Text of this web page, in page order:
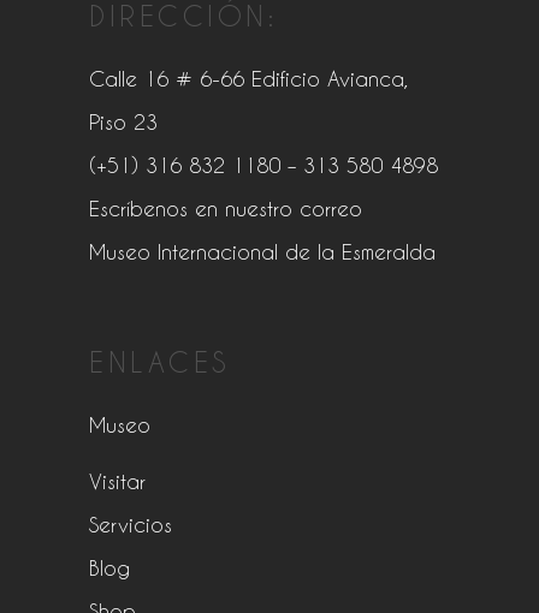
DIRECCIÓN:
Calle 16 # 6-66 Edificio Avianca,
Piso 23
(+51) 316 832 1180 – 313 580 4898
Escríbenos en nuestro correo
Museo Internacional de la Esmeralda
ENLACES
Museo
Visitar
Servicios
Blog